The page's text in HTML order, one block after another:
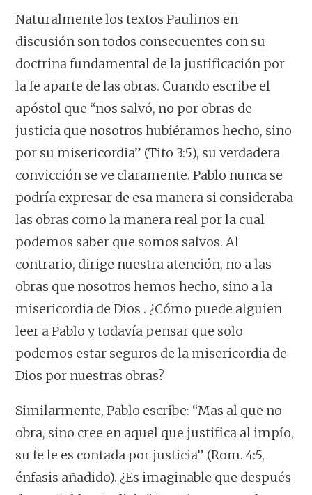
Naturalmente los textos Paulinos en
discusión son todos consecuentes con su
doctrina fundamental de la justificación por
la fe aparte de las obras. Cuando escribe el
apóstol que “nos salvó, no por obras de
justicia que nosotros hubiéramos hecho, sino
por su misericordia” (Tito 3:5), su verdadera
convicción se ve claramente. Pablo nunca se
podría expresar de esa manera si consideraba
las obras como la manera real por la cual
podemos saber que somos salvos. Al
contrario, dirige nuestra atención, no a las
obras que nosotros hemos hecho, sino a la
misericordia de Dios . ¿Cómo puede alguien
leer a Pablo y todavía pensar que solo
podemos estar seguros de la misericordia de
Dios por nuestras obras?
Similarmente, Pablo escribe: “Mas al que no
obra, sino cree en aquel que justifica al impío,
su fe le es contada por justicia” (Rom. 4:5,
énfasis añadido). ¿Es imaginable que después